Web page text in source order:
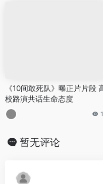
《10间敢死队》曝正片片段
校路演共话生命态度
暂无评论